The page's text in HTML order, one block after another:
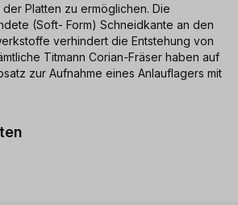
Platten zu ermöglichen. Die
(Soft- Form) Schneidkante an den
verhindert die Entstehung von
Titmann Corian-Fräser haben auf
zur Aufnahme eines Anlauflagers mit